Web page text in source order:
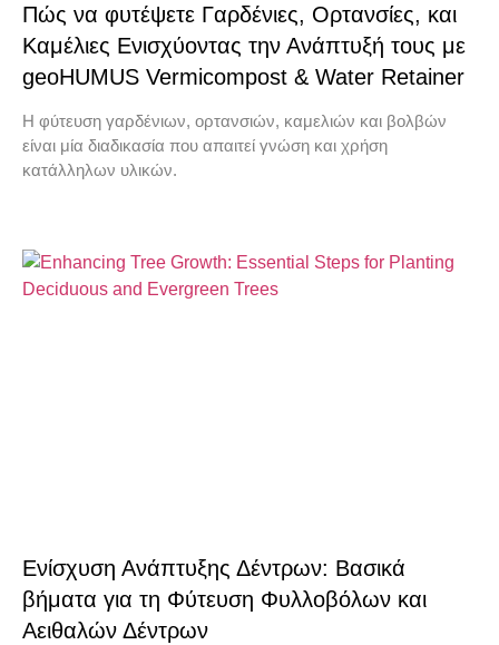
Πώς να φυτέψετε Γαρδένιες, Ορτανσίες, και
Καμέλιες Ενισχύοντας την Ανάπτυξή τους με
geoHUMUS Vermicompost & Water Retainer
Η φύτευση γαρδένιων, ορτανσιών, καμελιών και βολβών
είναι μία διαδικασία που απαιτεί γνώση και χρήση
κατάλληλων υλικών.
Ενίσχυση Ανάπτυξης Δέντρων: Βασικά
βήματα για τη Φύτευση Φυλλοβόλων και
Αειθαλών Δέντρων